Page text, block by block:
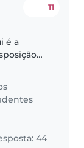
11
é a
goste
44